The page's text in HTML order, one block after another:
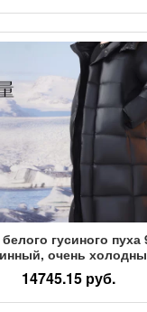
гусиного
очень
одежда, утолщенная
14745.15 руб.